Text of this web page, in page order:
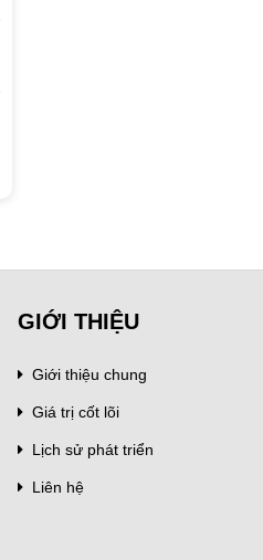
GIỚI THIỆU
Giới thiệu chung
Giá trị cốt lõi
Lịch sử phát triển
Liên hệ